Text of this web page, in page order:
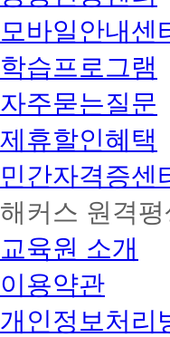
모바일안내센
학습프로그램
자주묻는질문
제휴할인혜택
민간자격증센
해커스 원격
교육원 소개
이용약관
개인정보처리